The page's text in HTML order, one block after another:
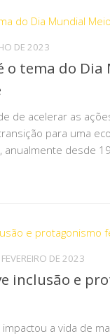
DE 2023
o tema do Dia
de acelerar as
para uma
desde
DE 2023
inclusão e
a vida de